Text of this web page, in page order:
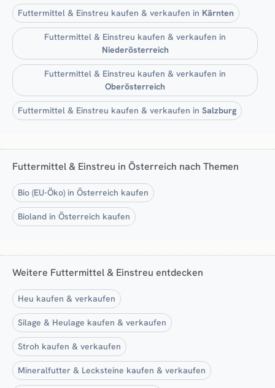
Futtermittel & Einstreu kaufen & verkaufen in Kärnten
Futtermittel & Einstreu kaufen & verkaufen in
Niederösterreich
Futtermittel & Einstreu kaufen & verkaufen in
Oberösterreich
Futtermittel & Einstreu kaufen & verkaufen in Salzburg
Futtermittel & Einstreu in Österreich nach Themen
Bio (EU-Öko) in Österreich kaufen
Bioland in Österreich kaufen
Weitere Futtermittel & Einstreu entdecken
Heu kaufen & verkaufen
Silage & Heulage kaufen & verkaufen
Stroh kaufen & verkaufen
Mineralfutter & Lecksteine kaufen & verkaufen